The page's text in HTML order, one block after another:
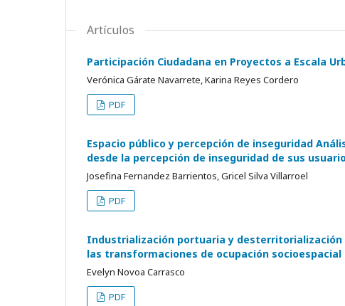
Artículos
Participación Ciudadana en Proyectos a Escala
Verónica Gárate Navarrete, Karina Reyes Cordero
PDF
Espacio público y percepción de inseguridad
desde la percepción de inseguridad de sus
Josefina Fernandez Barrientos, Gricel Silva Villarroel
PDF
Industrialización portuaria y
las transformaciones de ocupación
Evelyn Novoa Carrasco
PDF